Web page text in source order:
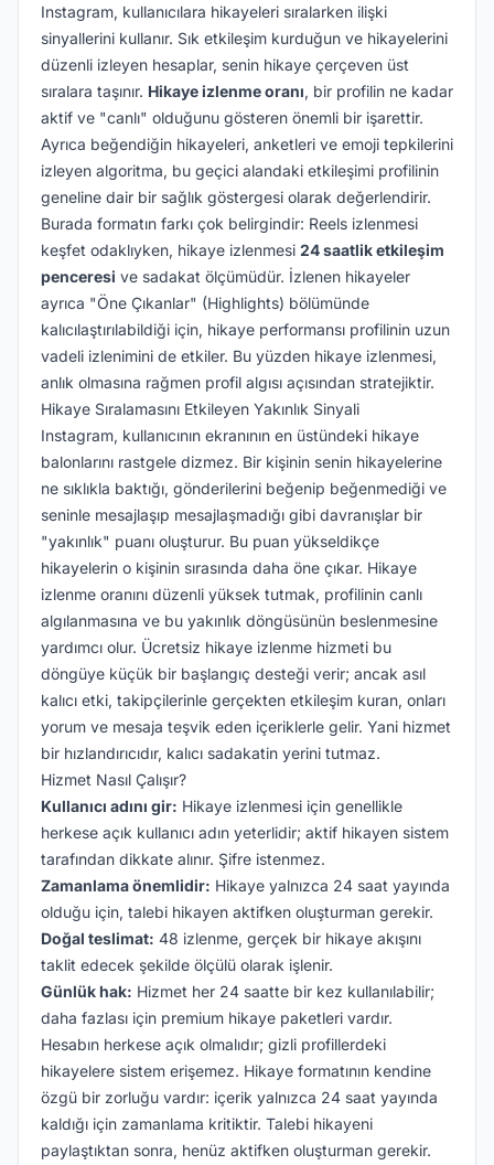
Instagram, kullanıcılara hikayeleri sıralarken ilişki
sinyallerini kullanır. Sık etkileşim kurduğun ve hikayelerini
düzenli izleyen hesaplar, senin hikaye çerçeven üst
sıralara taşınır. Hikaye izlenme oranı, bir profilin ne kadar
aktif ve "canlı" olduğunu gösteren önemli bir işarettir.
Ayrıca beğendiğin hikayeleri, anketleri ve emoji tepkilerini
izleyen algoritma, bu geçici alandaki etkileşimi profilinin
geneline dair bir sağlık göstergesi olarak değerlendirir.
Burada formatın farkı çok belirgindir: Reels izlenmesi
keşfet odaklıyken, hikaye izlenmesi 24 saatlik etkileşim
penceresi ve sadakat ölçümüdür. İzlenen hikayeler
ayrıca "Öne Çıkanlar" (Highlights) bölümünde
kalıcılaştırılabildiği için, hikaye performansı profilinin uzun
vadeli izlenimini de etkiler. Bu yüzden hikaye izlenmesi,
anlık olmasına rağmen profil algısı açısından stratejiktir.
Hikaye Sıralamasını Etkileyen Yakınlık Sinyali
Instagram, kullanıcının ekranının en üstündeki hikaye
balonlarını rastgele dizmez. Bir kişinin senin hikayelerine
ne sıklıkla baktığı, gönderilerini beğenip beğenmediği ve
seninle mesajlaşıp mesajlaşmadığı gibi davranışlar bir
"yakınlık" puanı oluşturur. Bu puan yükseldikçe
hikayelerin o kişinin sırasında daha öne çıkar. Hikaye
izlenme oranını düzenli yüksek tutmak, profilinin canlı
algılanmasına ve bu yakınlık döngüsünün beslenmesine
yardımcı olur. Ücretsiz hikaye izlenme hizmeti bu
döngüye küçük bir başlangıç desteği verir; ancak asıl
kalıcı etki, takipçilerinle gerçekten etkileşim kuran, onları
yorum ve mesaja teşvik eden içeriklerle gelir. Yani hizmet
bir hızlandırıcıdır, kalıcı sadakatin yerini tutmaz.
Hizmet Nasıl Çalışır?
Kullanıcı adını gir: Hikaye izlenmesi için genellikle
herkese açık kullanıcı adın yeterlidir; aktif hikayen sistem
tarafından dikkate alınır. Şifre istenmez.
Zamanlama önemlidir: Hikaye yalnızca 24 saat yayında
olduğu için, talebi hikayen aktifken oluşturman gerekir.
Doğal teslimat: 48 izlenme, gerçek bir hikaye akışını
taklit edecek şekilde ölçülü olarak işlenir.
Günlük hak: Hizmet her 24 saatte bir kez kullanılabilir;
daha fazlası için premium hikaye paketleri vardır.
Hesabın herkese açık olmalıdır; gizli profillerdeki
hikayelere sistem erişemez. Hikaye formatının kendine
özgü bir zorluğu vardır: içerik yalnızca 24 saat yayında
kaldığı için zamanlama kritiktir. Talebi hikayeni
paylaştıktan sonra, henüz aktifken oluşturman gerekir.